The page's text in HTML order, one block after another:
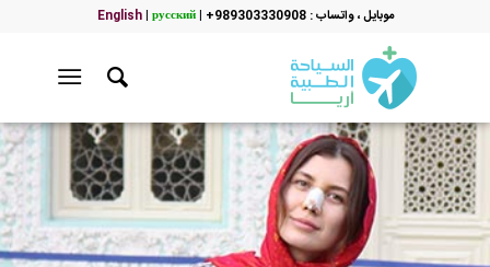
موبایل ، واتساب : 989303330908+ |
English| русский